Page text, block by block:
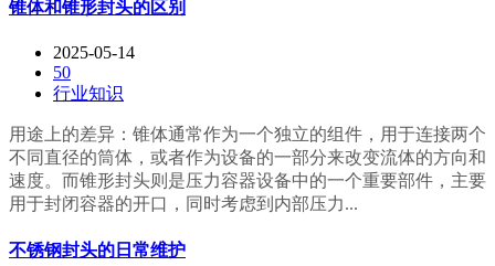
锥体和锥形封头的区别
2025-05-14
50
行业知识
用途上的差异：锥体通常作为一个独立的组件，用于连接两个
不同直径的筒体，或者作为设备的一部分来改变流体的方向和
速度。而锥形封头则是压力容器设备中的一个重要部件，主要
用于封闭容器的开口，同时考虑到内部压力...
不锈钢封头的日常维护